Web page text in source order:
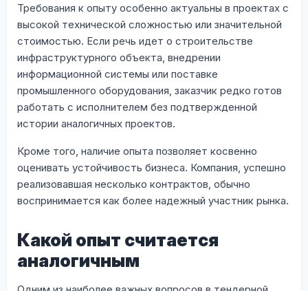
Требования к опыту особенно актуальны в проектах с
высокой технической сложностью или значительной
стоимостью. Если речь идет о строительстве
инфраструктурного объекта, внедрении
информационной системы или поставке
промышленного оборудования, заказчик редко готов
работать с исполнителем без подтвержденной
истории аналогичных проектов.
Кроме того, наличие опыта позволяет косвенно
оценивать устойчивость бизнеса. Компания, успешно
реализовавшая несколько контрактов, обычно
воспринимается как более надежный участник рынка.
Какой опыт считается
аналогичным